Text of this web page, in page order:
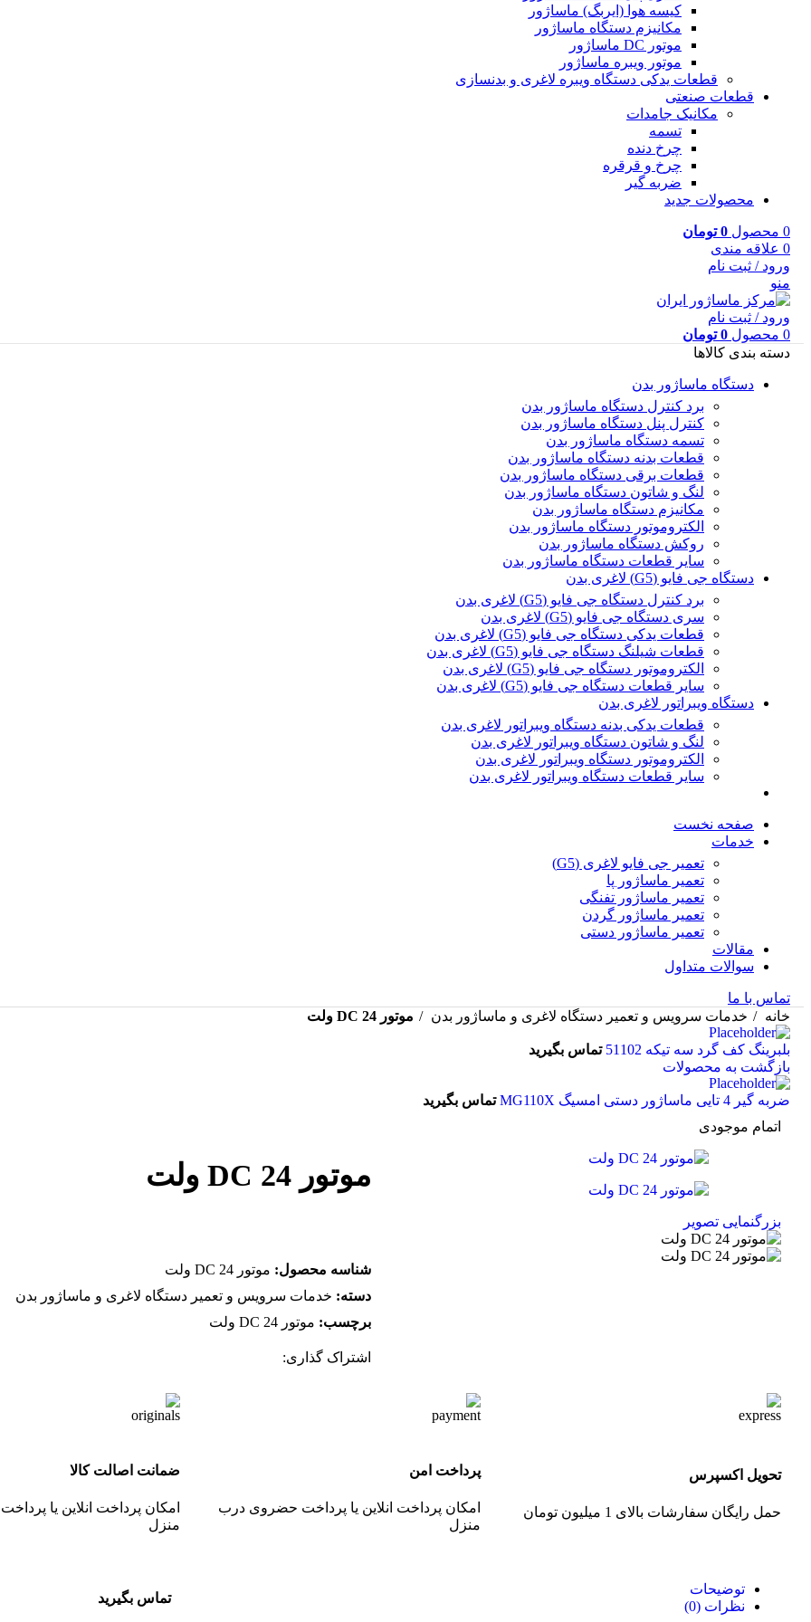
کیسه هوا (ایربگ) ماساژور
مکانیزم دستگاه ماساژور
موتور DC ماساژور
موتور ویبره ماساژور
قطعات یدکی دستگاه ویبره لاغری و بدنسازی
قطعات صنعتی
مکانیک جامدات
تسمه
چرخ دنده
چرخ و قرقره
ضربه گیر
محصولات جدید
0 محصول 0 تومان
0 علاقه مندی
ورود / ثبت نام
منو
ورود / ثبت نام
0 محصول 0 تومان
دسته بندی کالاها
دستگاه ماساژور بدن
برد کنترل دستگاه ماساژور بدن
کنترل پنل دستگاه ماساژور بدن
تسمه دستگاه ماساژور بدن
قطعات بدنه دستگاه ماساژور بدن
قطعات برقی دستگاه ماساژور بدن
لنگ و شاتون دستگاه ماساژور بدن
مکانیزم دستگاه ماساژور بدن
الکتروموتور دستگاه ماساژور بدن
روکش دستگاه ماساژور بدن
سایر قطعات دستگاه ماساژور بدن
دستگاه جی فایو (G5) لاغری بدن
برد کنترل دستگاه جی فایو (G5) لاغری بدن
سری دستگاه جی فایو (G5) لاغری بدن
قطعات یدکی دستگاه جی فایو (G5) لاغری بدن
قطعات شیلنگ دستگاه جی فایو (G5) لاغری بدن
الکتروموتور دستگاه جی فایو (G5) لاغری بدن
سایر قطعات دستگاه جی فایو (G5) لاغری بدن
دستگاه ویبراتور لاغری بدن
قطعات یدکی بدنه دستگاه ویبراتور لاغری بدن
لنگ و شاتون دستگاه ویبراتور لاغری بدن
الکتروموتور دستگاه ویبراتور لاغری بدن
سایر قطعات دستگاه ویبراتور لاغری بدن
صفحه نخست
خدمات
تعمیر جی فایو لاغری (G5)
تعمیر ماساژور پا
تعمیر ماساژور تفنگی
تعمیر ماساژور گردن
تعمیر ماساژور دستی
مقالات
سوالات متداول
تماس با ما
خانه
خدمات سرویس و تعمیر دستگاه لاغری و ماساژور بدن موتور DC 24 ولت
بلبرینگ کف گرد سه تیکه 51102
تماس بگیرید
بازگشت به محصولات
ضربه گیر 4 تایی ماساژور دستی امسیگ MG110X
تماس بگیرید
اتمام موجودی
بزرگنمایی تصویر
موتور DC 24 ولت
شناسه محصول: موتور DC 24 ولت
دسته: خدمات سرویس و تعمیر دستگاه لاغری و ماساژور بدن
برچسب: موتور DC 24 ولت
اشتراک گذاری:
تحویل اکسپرس
حمل رایگان سفارشات بالای 1 میلیون تومان
پرداخت امن
امکان پرداخت انلاین یا پرداخت حضروی درب
منزل
ضمانت اصالت کالا
امکان پرداخت انلاین یا
منزل
توضیحات
نظرات (0)
تماس بگیرید